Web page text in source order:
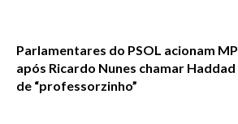
Parlamentares do PSOL acionam MP
após Ricardo Nunes chamar Haddad
de “professorzinho”